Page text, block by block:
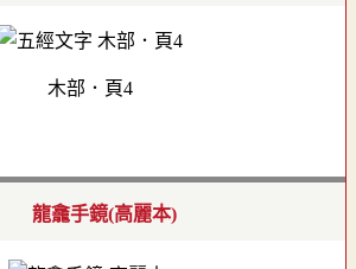
木部．頁4
龍龕手鏡(高麗本)